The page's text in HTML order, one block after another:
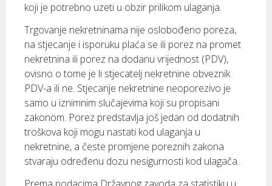
koji je potrebno uzeti u obzir prilikom ulaganja.
Trgovanje nekretninama nije oslobođeno poreza,
na stjecanje i isporuku plaća se ili porez na promet
nekretnina ili porez na dodanu vrijednost (PDV),
ovisno o tome je li stjecatelj nekretnine obveznik
PDV-a ili ne. Stjecanje nekretnine neoporezivo je
samo u iznimnim slučajevima koji su propisani
zakonom. Porez predstavlja još jedan od dodatnih
troškova koji mogu nastati kod ulaganja u
nekretnine, a česte promjene poreznih zakona
stvaraju određenu dozu nesigurnosti kod ulagača.